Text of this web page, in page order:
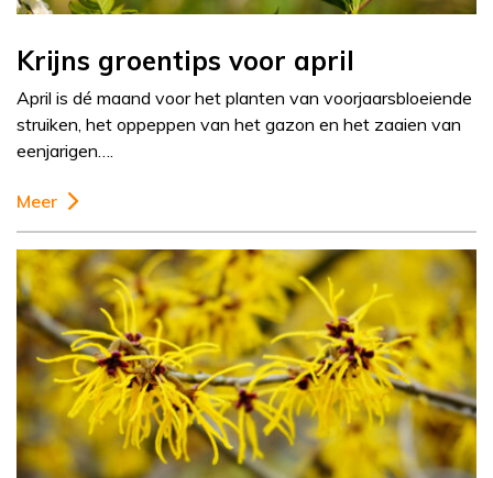
Krijns groentips voor april
April is dé maand voor het planten van voorjaarsbloeiende
struiken, het oppeppen van het gazon en het zaaien van
eenjarigen….
Meer